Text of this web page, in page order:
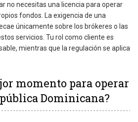
no necesitas una licencia para operar
fondos. La exigencia de una
únicamente sobre los brókeres o las
servicios. Tu rol como cliente es
mientras que la regulación se aplica
momento para operar
Dominicana?